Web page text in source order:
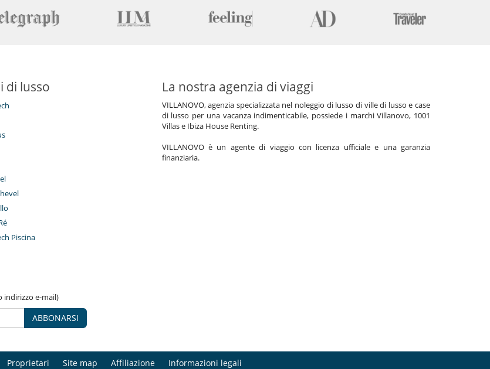
di lusso
Piscina
La nostra agenzia di viaggi
VILLANOVO, agenzia specializzata nel noleggio di lusso di ville di lusso e case
di lusso per una vacanza indimenticabile, possiede i marchi Villanovo, 1001
Villas e Ibiza House Renting.
VILLANOVO è un agente di viaggio con licenza ufficiale e una garanzia
finanziaria.
indirizzo e-mail)
ABBONARSI
Proprietari Site map Affiliazione Informazioni legali